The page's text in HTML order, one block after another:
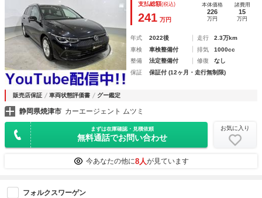
支払総額(税込)
241 万円
本体価格
226
万円
諸費用
15
万円
年式 2022後 走行
2.3万km
車検
車検整備付 排気
1000cc
整備
法定整備付 修復
なし
保証
保証付 (12ヶ月・走行無制限)
販売店保証 車両状態評価書 グー鑑定
静岡県焼津市 カーエージェント ムツミ
まずは在庫確認・見積依頼
無料通話でお問い合わせ
お気に入り
今あなたの他に8人が見ています
フォルクスワーゲン